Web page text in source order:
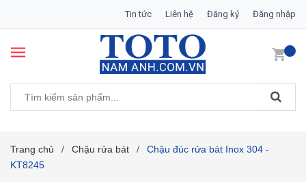
Tin tức Liên hệ Đăng ký Đăng nhập
Trang chủ / Chậu rửa bát /
Chậu đúc rửa bát Inox 304 -
KT8245